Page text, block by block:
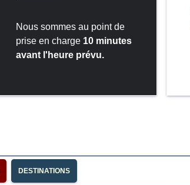
Nous sommes au point de
prise en charge 10 minutes
avant l'heure prévu.
DESTINATIONS